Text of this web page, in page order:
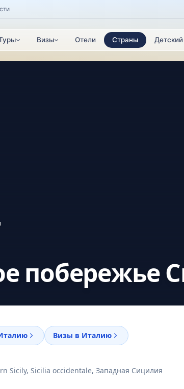
Визы Отели Страны
побережье
Визы в Италию
Sicily, Sicilia occidentale, Западная Сицилия